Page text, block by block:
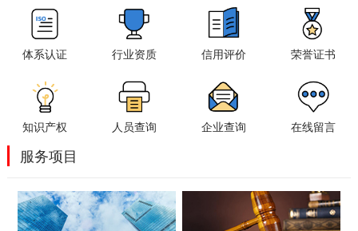
体系认证 行业资质 信用评价 荣誉证书
知识产权 人员查询 企业查询 在线留言
服务项目